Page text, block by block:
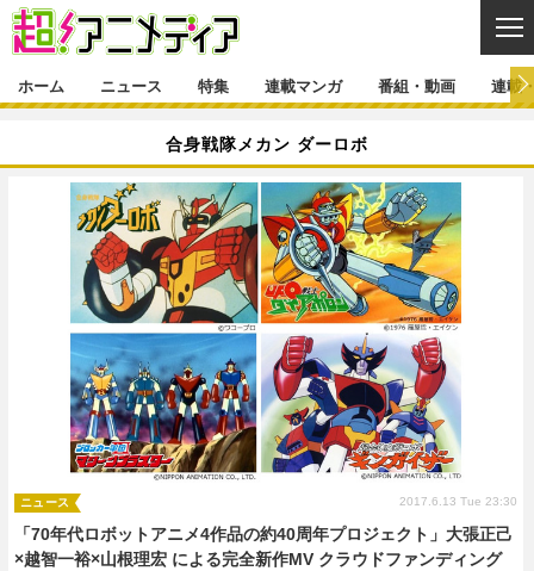
ニュース一覧 アニメ
ゲーム・アプリ マンガ
映画 音楽
グッズ イベント
声優 コスプレ
舞台 新帝スタ
特集一覧 カバー
インタビュー レポート
ラキりす
連載マンガ
連載マンガ一覧 連載一覧
番組・動画
番組・動画一覧 ラジオ
動画
連載・ブログ
連載・ブログ一覧 コラム
編集部ブログ・お知らせ
ホーム ニュース 特集 連載マンガ 番組・動画 連載
合身戦隊メカン ダーロボ
「70年代ロボットアニメ4作品の約40周年プロジェクト」大張正己
×越智一裕×山根理宏 による完全新作MV クラウドファンディング
ニュース 2017.6.13 Tue 23:30